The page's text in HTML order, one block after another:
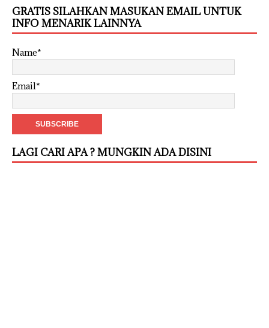
GRATIS SILAHKAN MASUKAN EMAIL UNTUK
INFO MENARIK LAINNYA
Name*
Email*
LAGI CARI APA ? MUNGKIN ADA DISINI